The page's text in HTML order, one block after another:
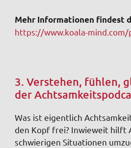
Mehr Informationen findest
https://www.koala-mind.com/
3. Verstehen, fühlen,
der
Was ist eigentlich
den Kopf frei? Inwieweit hilft
schwierigen Situationen